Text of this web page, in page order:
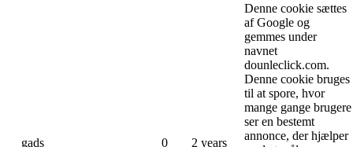
__gads 0 2 years
Denne cookie sættes
af Google og
gemmes under
navnet
dounleclick.com.
Denne cookie bruges
til at spore, hvor
mange gange brugere
ser en bestemt
annonce, der hjælper